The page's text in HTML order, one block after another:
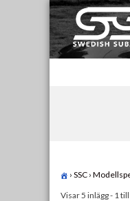
Skip
to
content
Swedish
För oss som
› SSC ›
Visar 5 inlägg - 1